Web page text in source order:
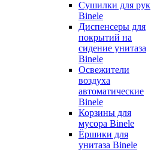
Сушилки для рук
Binele
Диспенсеры для
покрытий на
сидение унитаза
Binele
Освежители
воздуха
автоматические
Binele
Корзины для
мусора Binele
Ёршики для
унитаза Binele